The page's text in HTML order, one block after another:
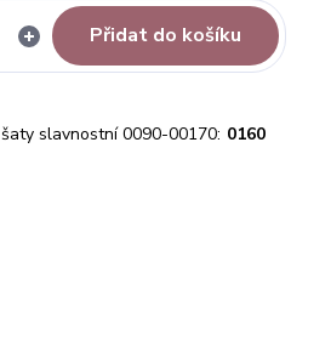
Přidat do košíku
šaty slavnostní 0090-00170: 0160